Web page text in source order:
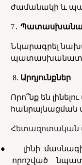
ժամանակի և
7․
Նկարագրել
8. Արդյունքներ
Որո՞նք են
հանրայնացման
Հետազոտական
●
լինի
որոշված